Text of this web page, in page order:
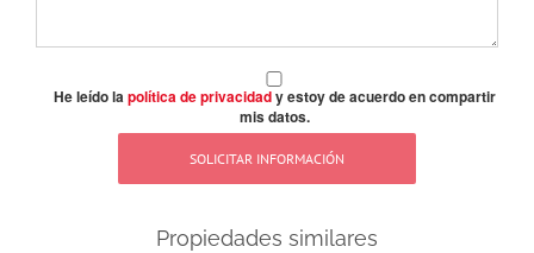
He leído lapolítica de privacidady estoy de acuerdo en compartir
mis datos.
Propiedades similares